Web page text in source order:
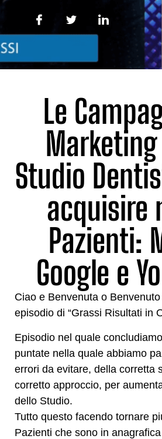
Le
Studio
acquisire
Pazienti:
Google e
Ciao e Benvenuta o
episodio di “Grassi Risultati in
Episodio nel quale
puntate nella quale abbiamo
errori da evitare, della corretta
corretto approccio, per
dello Studio.
Tutto questo facendo tornare
Pazienti che sono in